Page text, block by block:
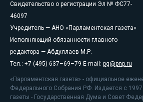
Свидетельство о регистрации Эл № ФС77-
46097
Учредитель — АНО «Парламентская газета»
Исполняющий обязанности главного
редактора — Абдуллаев М.Р.
Тел.: +7 (495) 637–69–79 E-mail: pg@pnp.ru
«Парламентская газета» - официальное
Федерального Собрания РФ. Издается с
газеты - Государственная Дума и Совет